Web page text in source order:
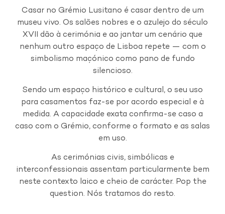
Casar no Grémio Lusitano é casar dentro de um
museu vivo. Os salões nobres e o azulejo do século
XVII dão à cerimónia e ao jantar um cenário que
nenhum outro espaço de Lisboa repete — com o
simbolismo maçónico como pano de fundo
silencioso.
Sendo um espaço histórico e cultural, o seu uso
para casamentos faz-se por acordo especial e à
medida. A capacidade exata confirma-se caso a
caso com o Grémio, conforme o formato e as salas
em uso.
As cerimónias civis, simbólicas e
interconfessionais assentam particularmente bem
neste contexto laico e cheio de carácter. Pop the
question. Nós tratamos do resto.